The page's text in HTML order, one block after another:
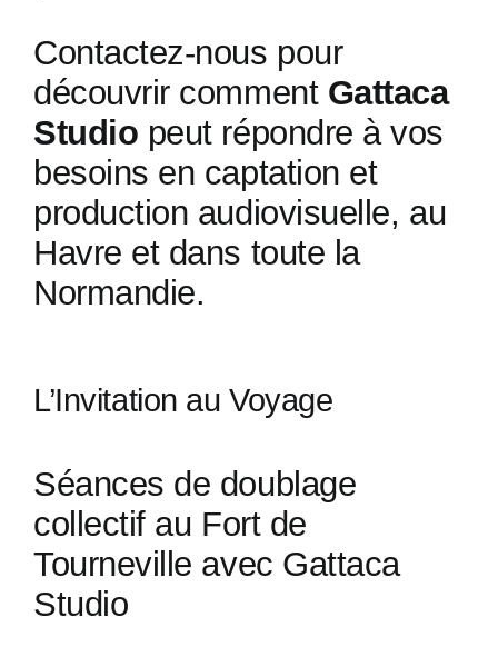
Contactez-nous pour
découvrir comment Gattaca
Studio peut répondre à vos
besoins en captation et
production audiovisuelle, au
Havre et dans toute la
Normandie.
L’Invitation au Voyage
Séances de doublage
collectif au Fort de
Tourneville avec Gattaca
Studio